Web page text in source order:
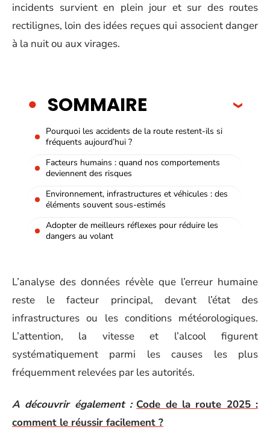
incidents survient en plein jour et sur des routes
rectilignes, loin des idées reçues qui associent danger
à la nuit ou aux virages.
SOMMAIRE
Pourquoi les accidents de la route restent-ils si
fréquents aujourd’hui ?
Facteurs humains : quand nos comportements
deviennent des risques
Environnement, infrastructures et véhicules : des
éléments souvent sous-estimés
Adopter de meilleurs réflexes pour réduire les
dangers au volant
L’analyse des données révèle que l’erreur humaine
reste le facteur principal, devant l’état des
infrastructures ou les conditions météorologiques.
L’attention, la vitesse et l’alcool figurent
systématiquement parmi les causes les plus
fréquemment relevées par les autorités.
A découvrir également : Code de la route 2025 :
comment le réussir facilement ?